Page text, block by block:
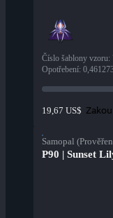
Číslo šablony vzoru:
Opotřebení:
19,67 US$
Samopal
P90 | Sunset